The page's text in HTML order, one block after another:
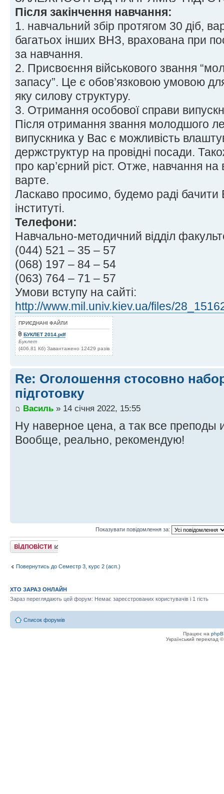
Після закінчення навчання:
1. навчальний збір протягом 30 діб,
багатьох інших ВНЗ, врахована при
за навчання.
2. Присвоєння військового звання
запасу”. Це є обов’язковою умовою
яку силову структуру.
3. Отримання особової справи
Після отримання звання молодшого
випускника у Вас є можливість
держструктур на провідні посади.
про кар’єрний ріст. Отже, навчання на
варте.
Ласкаво просимо, будемо раді
інституті.
Телефони:
Навчально-методичний відділ
(044) 521 – 35 – 57
(068) 197 – 84 – 54
(063) 764 – 71 – 57
Умови вступу на сайті:
http://www.mil.univ.kiev.ua/files/
ПРИЄДНАНІ ФАЙЛИ
БУКЛЕТ 2014.pdf
Буклет
(406.81 Кб) Завантажено 12429 разів
Re: Оголошення стосовно
підготовку
Василь » 14 січня 2022, 15:55
Ну наверное цена, а так все преподы
Вообще, реально, рекомендую!
Показувати повідомлення за:
Відповісти
Повернутись до Семестр 3, курс 2 (асп.)
ХТО ЗАРАЗ ОНЛАЙН
Зараз переглядають цей форум: Немає зареєстрованих користувачів і 1 гість
Список форумів
Працює на
Український переклад